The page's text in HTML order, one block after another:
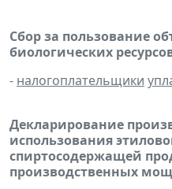
Сбор за пользование
биологических
- налогоплательщики
Декларирование
использования
спиртосодержащей
производственных